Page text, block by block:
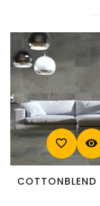
favorite_border visibility